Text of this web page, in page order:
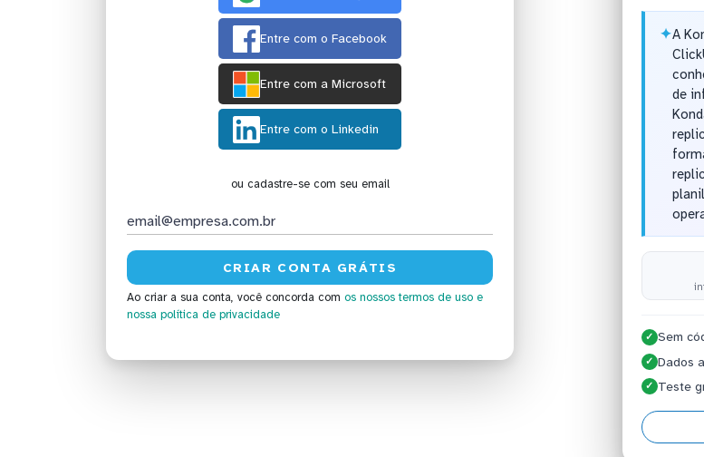
Entre com o Facebook
Entre com a Microsoft
Entre com o Linkedin
ou cadastre-se com seu email
Ao criar a sua conta, você concorda com os nossos termos de uso e
nossa política de privacidade
✦A
de
✓ Sem
✓ Dados
✓ Teste